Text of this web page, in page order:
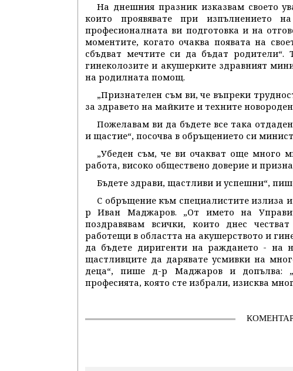
На днешния празник изказвам своето
които проявявате при изпълнението
професионалната ви подготовка и на
моментите, когато очаква появата на
сбъдват мечтите си да бъдат
гинеколозите и акушерките здравният
на родилната помощ.
„Признателен съм ви, че въпреки
за здравето на майките и техните
Пожелавам ви да бъдете все така
и щастие“, посочва в обръщението си
„Убеден съм, че ви очакват още много
работа, високо обществено доверие и
Бъдете здрави, щастливи и успешни“,
С обръщение към специалистите излиза
р Иван Маджаров. „От името на
поздравявам всички, които днес
работещи в областта на акушерството и
да бъдете диригенти на раждането - на
щастливците да дарявате усмивки на
деца“, пише д-р Маджаров и допълва:
професията, която сте избрали, изисква